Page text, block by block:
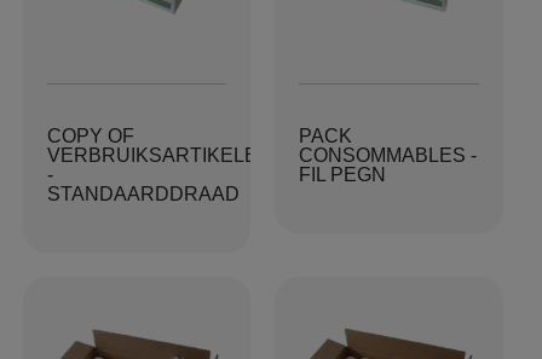
COPY OF
VERBRUIKSARTIKELENPAKKET
-
STANDAARDDRAAD
PACK
CONSOMMABLES -
FIL PEGN